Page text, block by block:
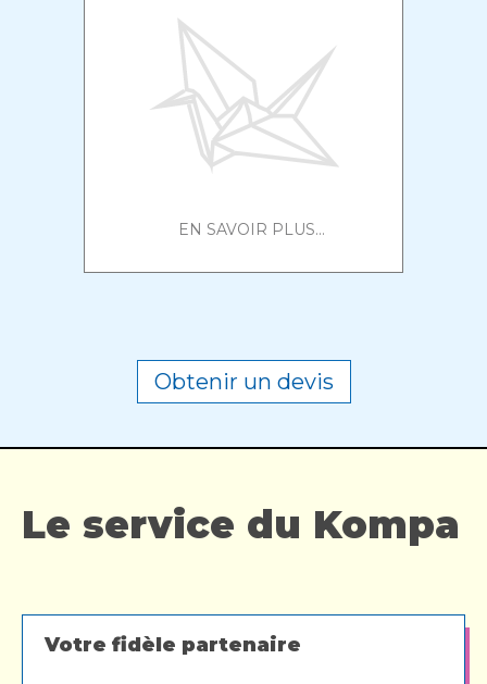
EN SAVOIR PLUS...
Obtenir un devis
Le service du Kompa
Votre fidèle partenaire